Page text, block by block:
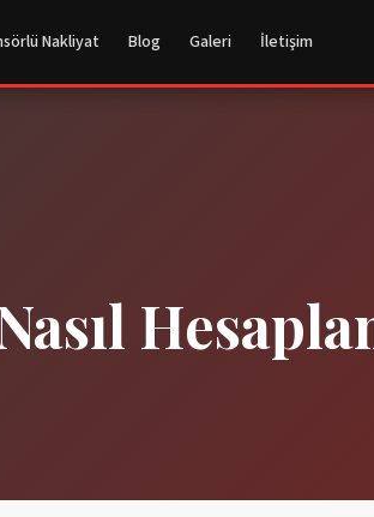
Nakliyat Blog Galeri İletişim